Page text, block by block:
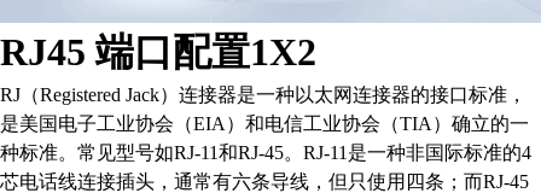
RJ45 端口配置1X2
RJ（Registered Jack）连接器是一种以太网连接器的接口标准，
是美国电子工业协会（EIA）和电信工业协会（TIA）确立的一
种标准。常见型号如RJ-11和RJ-45。RJ-11是一种非国际标准的4
芯电话线连接插头，通常有六条导线，但只使用四条；而RJ-45